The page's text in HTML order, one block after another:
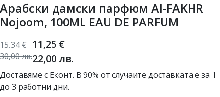
Арабски дамски парфюм AI-FAKHR
Nojoom, 100ML EAU DE PARFUM
11,25 €
22,00 лв.
15,34€
30,00лв.
Доставяме с Еконт. В 90% от случаите доставката е за 1
до 3 работни дни.